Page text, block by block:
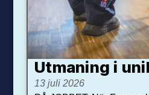
Utmaning i
13 juli 2026